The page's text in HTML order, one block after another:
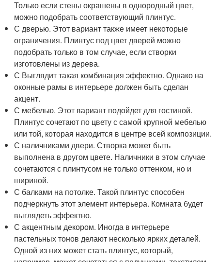
Только если стены окрашены в однородный цвет,
можно подобрать соответствующий плинтус.
С дверью. Этот вариант также имеет некоторые
ограничения. Плинтус под цвет дверей можно
подобрать только в том случае, если створки
изготовлены из дерева.
С Выглядит такая комбинация эффектно. Однако на
оконные рамы в интерьере должен быть сделан
акцент.
С мебелью. Этот вариант подойдет для гостиной.
Плинтус сочетают по цвету с самой крупной мебелью
или той, которая находится в центре всей композиции.
С наличниками двери. Створка может быть
выполнена в другом цвете. Наличники в этом случае
сочетаются с плинтусом не только оттенком, но и
шириной.
С балками на потолке. Такой плинтус способен
подчеркнуть этот элемент интерьера. Комната будет
выглядеть эффектно.
С акцентным декором. Иногда в интерьере
пастельных тонов делают несколько ярких деталей.
Одной из них может стать плинтус, который,